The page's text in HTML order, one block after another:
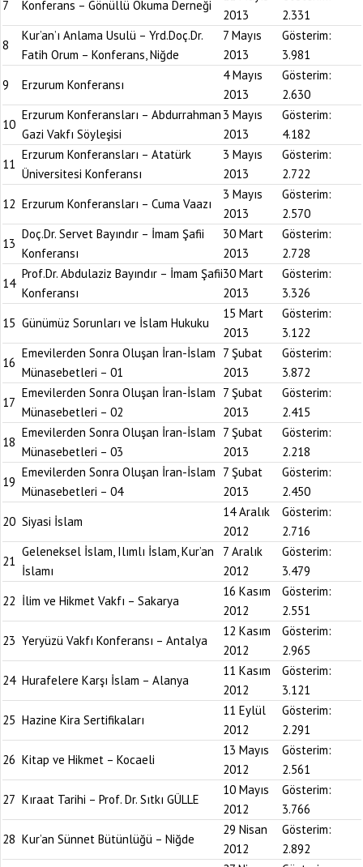
7
Konferans – Gönüllü Okuma Derneği
2013
2.331
8
Kur’an’ı Anlama Usulü – Yrd.Doç.Dr.
Fatih Orum – Konferans, Niğde
7 Mayıs
2013
Gösterim:
3.981
9
Erzurum Konferansı
4 Mayıs
2013
Gösterim:
2.630
10
Erzurum Konferansları – Abdurrahman
Gazi Vakfı Söyleşisi
3 Mayıs
2013
Gösterim:
4.182
11
Erzurum Konferansları – Atatürk
Üniversitesi Konferansı
3 Mayıs
2013
Gösterim:
2.722
12 Erzurum Konferansları – Cuma Vaazı
3 Mayıs
2013
Gösterim:
2.570
13
Doç.Dr. Servet Bayındır – İmam Şafii
Konferansı
30 Mart
2013
Gösterim:
2.728
14
Prof.Dr. Abdulaziz Bayındır – İmam Şafii
Konferansı
30 Mart
2013
Gösterim:
3.326
15 Günümüz Sorunları ve İslam Hukuku
15 Mart
2013
Gösterim:
3.122
16
Emevilerden Sonra Oluşan İran-İslam
Münasebetleri – 01
7 Şubat
2013
Gösterim:
3.872
17
Emevilerden Sonra Oluşan İran-İslam
Münasebetleri – 02
7 Şubat
2013
Gösterim:
2.415
18
Emevilerden Sonra Oluşan İran-İslam
Münasebetleri – 03
7 Şubat
2013
Gösterim:
2.218
19
Emevilerden Sonra Oluşan İran-İslam
Münasebetleri – 04
7 Şubat
2013
Gösterim:
2.450
20 Siyasi İslam
14 Aralık
2012
Gösterim:
2.716
21
Geleneksel İslam, Ilımlı İslam, Kur’an
İslamı
7 Aralık
2012
Gösterim:
3.479
22 İlim ve Hikmet Vakfı – Sakarya
16 Kasım
2012
Gösterim:
2.551
23 Yeryüzü Vakfı Konferansı – Antalya
12 Kasım
2012
Gösterim:
2.965
24 Hurafelere Karşı İslam – Alanya
11 Kasım
2012
Gösterim:
3.121
25 Hazine Kira Sertifikaları
11 Eylül
2012
Gösterim:
2.291
26 Kitap ve Hikmet – Kocaeli
13 Mayıs
2012
Gösterim:
2.561
27 Kıraat Tarihi – Prof. Dr. Sıtkı GÜLLE
10 Mayıs
2012
Gösterim:
3.766
28 Kur’an Sünnet Bütünlüğü – Niğde
29 Nisan
2012
Gösterim:
2.892